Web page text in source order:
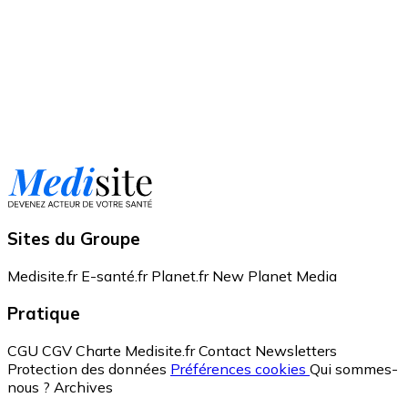
Sites du Groupe
Medisite.fr E-santé.fr Planet.fr New Planet Media
Pratique
CGU CGV Charte Medisite.fr Contact Newsletters
Protection des données Préférences cookies Qui sommes-
nous ? Archives